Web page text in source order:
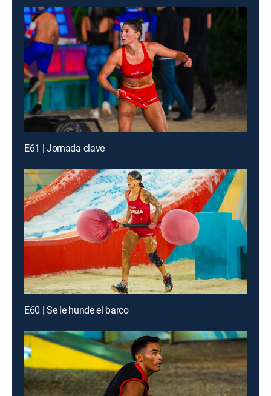
E61 | Jornada clave
E60 | Se le hunde el barco